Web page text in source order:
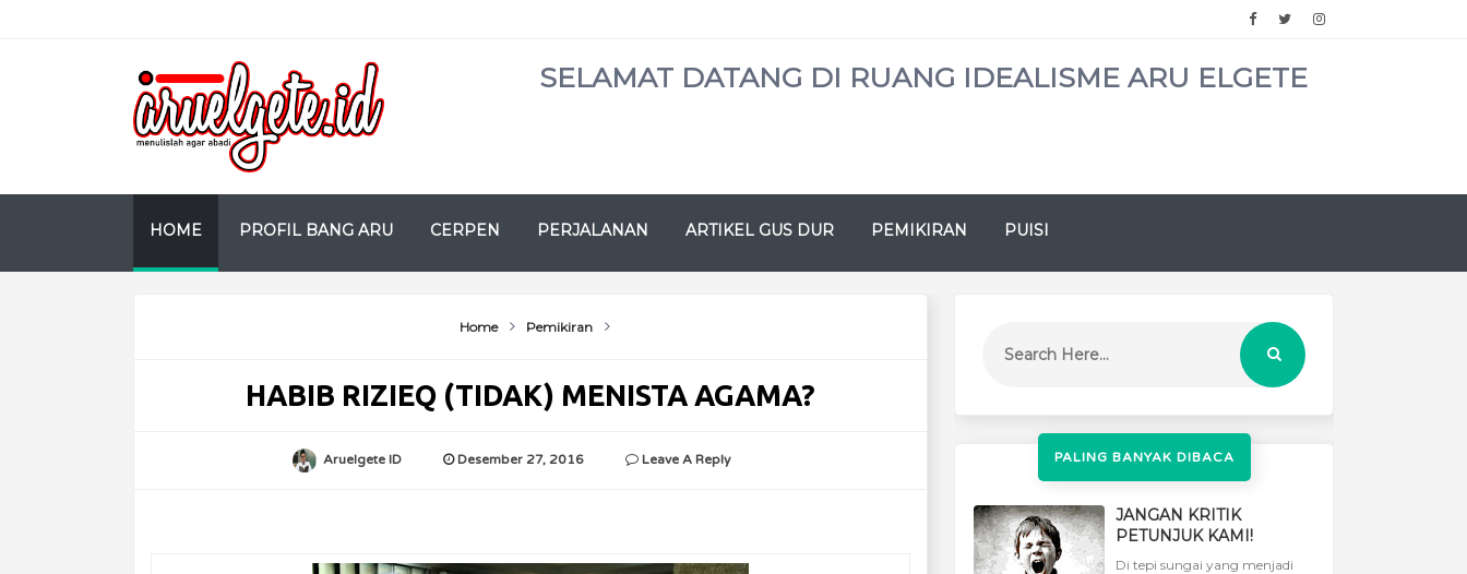
SELAMAT DATANG DI RUANG IDEALISME ARU ELGETE
HOME PROFIL BANG ARU CERPEN PERJALANAN ARTIKEL GUS DUR PEMIKIRAN PUISI
Home Pemikiran
HABIB RIZIEQ (TIDAK) MENISTA AGAMA?
Aruelgete ID Desember 27, 2016 Leave A Reply PALING BANYAK DIBACA
JANGAN KRITIK
PETUNJUK KAMI!
Di tepi sungai yang menjadi